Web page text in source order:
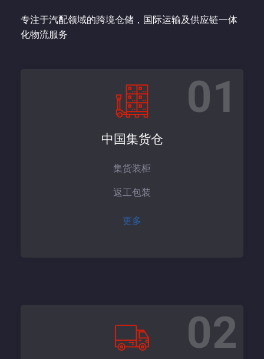
专注于汽配领域的跨境仓储，国际运输及供应链一体
化物流服务
01
中国集货仓
集货装柜
返工包装
更多
02